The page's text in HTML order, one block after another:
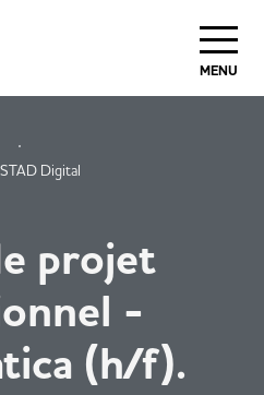
MENU
Digital
projet
-
(h/f).